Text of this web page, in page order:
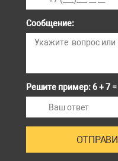
Сообщение:
Решите пример: 6 + 7 =